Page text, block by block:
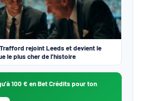
rejoint Leeds et devient le
le plus cher de l’histoire
100 € en Bet Crédits pour ton